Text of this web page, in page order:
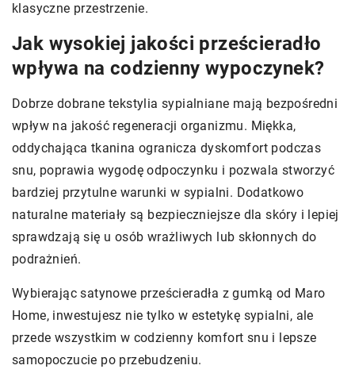
klasyczne przestrzenie.
Jak wysokiej jakości prześcieradło
wpływa na codzienny wypoczynek?
Dobrze dobrane tekstylia sypialniane mają bezpośredni
wpływ na jakość regeneracji organizmu. Miękka,
oddychająca tkanina ogranicza dyskomfort podczas
snu, poprawia wygodę odpoczynku i pozwala stworzyć
bardziej przytulne warunki w sypialni. Dodatkowo
naturalne materiały są bezpieczniejsze dla skóry i lepiej
sprawdzają się u osób wrażliwych lub skłonnych do
podrażnień.
Wybierając satynowe prześcieradła z gumką od Maro
Home, inwestujesz nie tylko w estetykę sypialni, ale
przede wszystkim w codzienny komfort snu i lepsze
samopoczucie po przebudzeniu.